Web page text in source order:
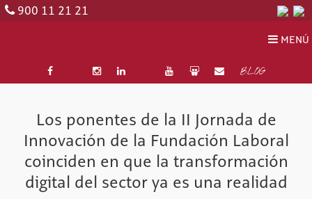
900 11 21 21
MENÚ
BLOG
Los ponentes de la II Jornada de
Innovación de la Fundación Laboral
coinciden en que la transformación
digital del sector ya es una realidad